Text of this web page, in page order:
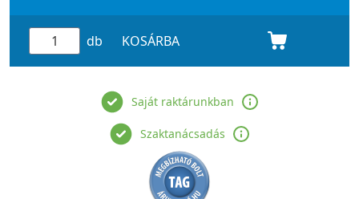
db KOSÁRBA
Saját raktárunkban
Szaktanácsadás